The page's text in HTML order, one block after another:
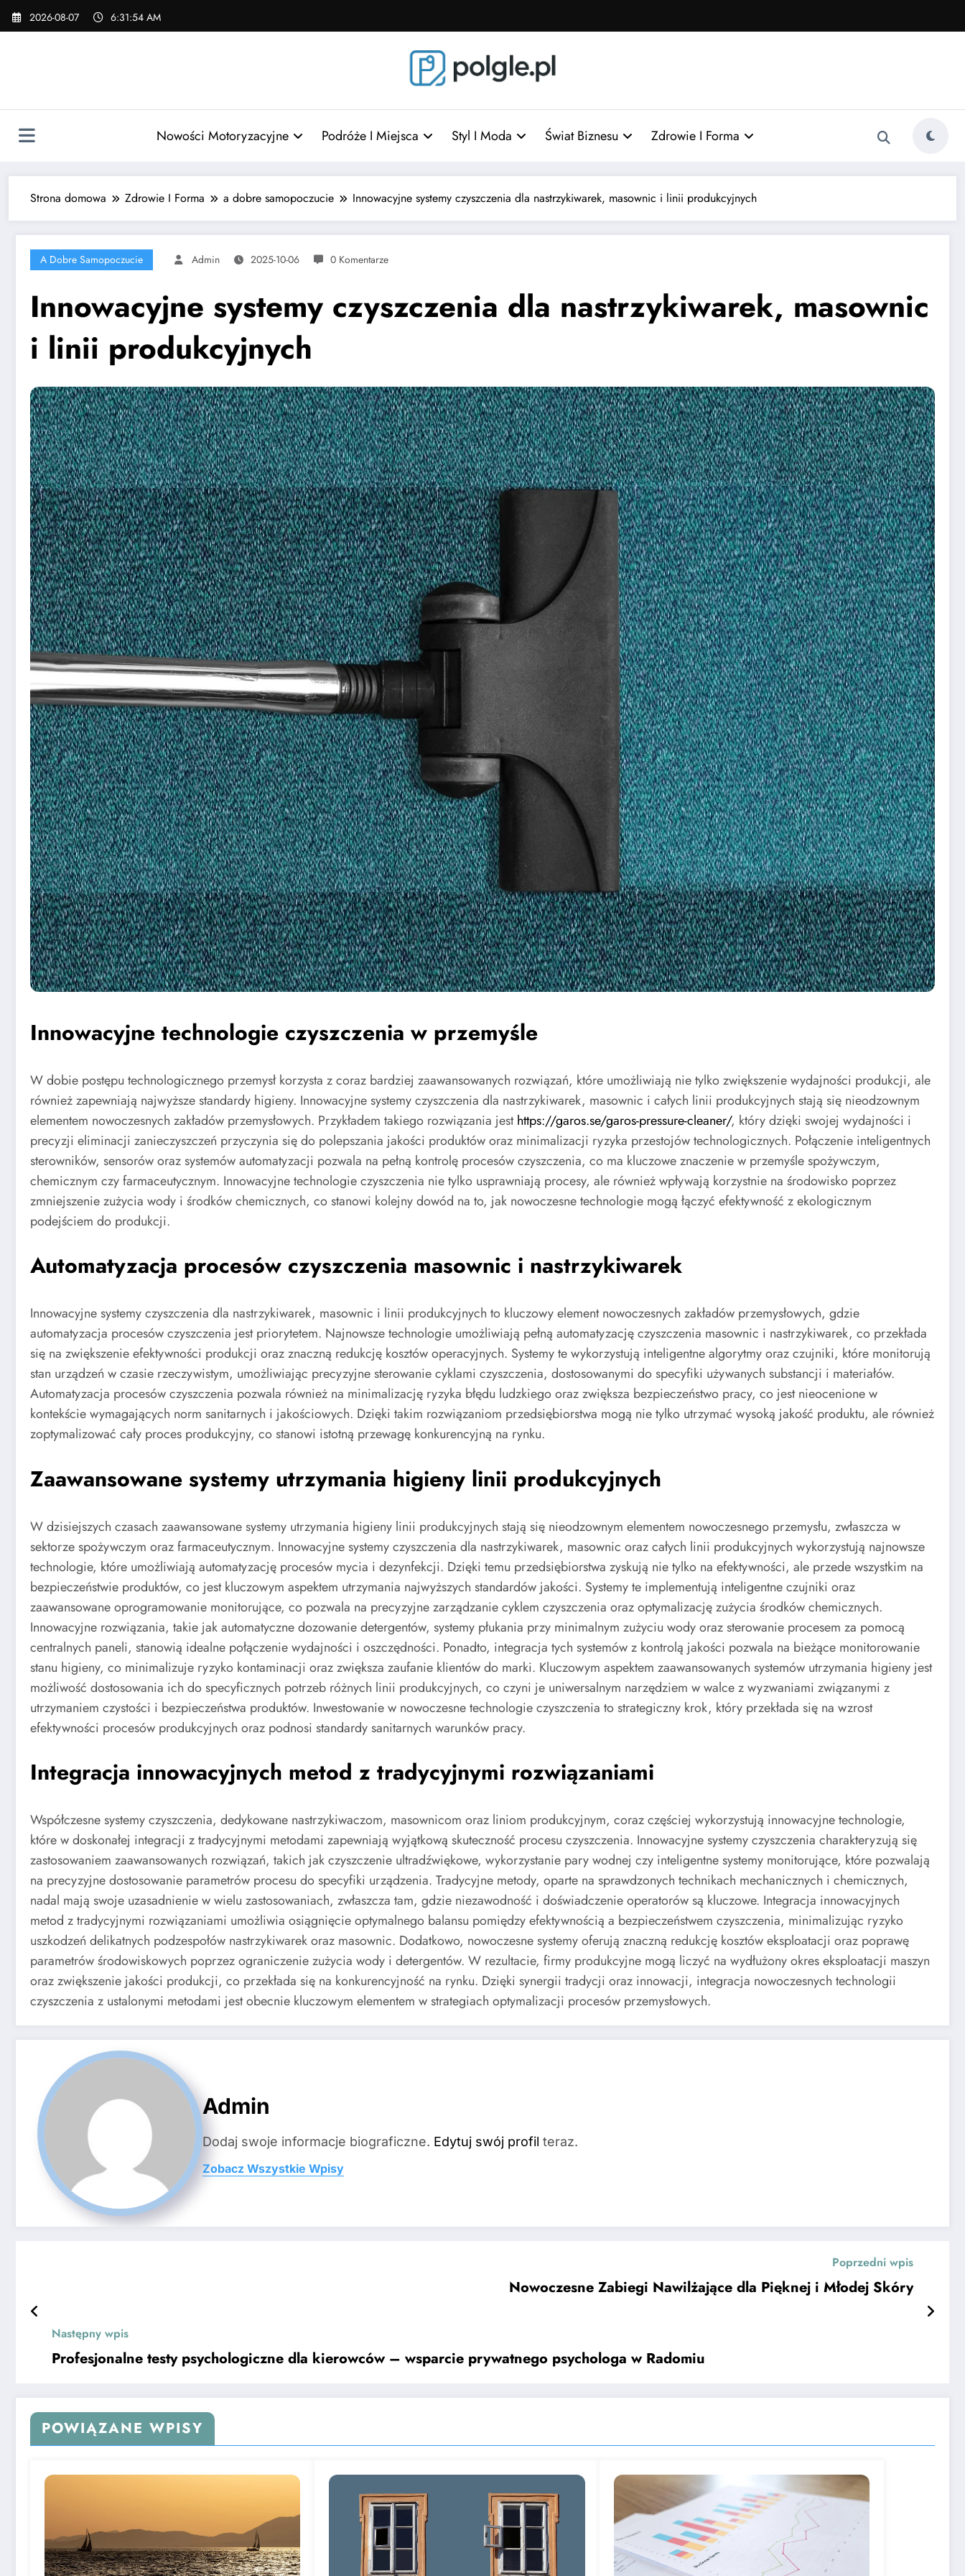
Skip
2026-08-07 6:31:55 AM
Nowości Motoryzacyjne Podróże I Miejsca Styl I Moda Świat Biznesu Zdrowie I Forma
Strona domowa Zdrowie I Forma a dobre samopoczucie Innowacyjne systemy czyszczenia dla nastrzykiwarek, masownic i linii produkcyjnych
A Dobre Samopoczucie Admin 2025-10-06 0 Komentarze
Innowacyjne systemy czyszczenia dla nastrzykiwarek, masownic
i linii produkcyjnych
Innowacyjne technologie czyszczenia w przemyśle
W dobie postępu technologicznego przemysł korzysta z coraz bardziej zaawansowanych rozwiązań, które umożliwiają nie tylko zwiększenie wydajności produkcji, ale
również zapewniają najwyższe standardy higieny. Innowacyjne systemy czyszczenia dla nastrzykiwarek, masownic i całych linii produkcyjnych stają się nieodzownym
elementem nowoczesnych zakładów przemysłowych. Przykładem takiego rozwiązania jesthttps://garos.se/garos-pressure-cleaner/, który dzięki swojej wydajności i
precyzji eliminacji zanieczyszczeń przyczynia się do polepszania jakości produktów oraz minimalizacji ryzyka przestojów technologicznych. Połączenie inteligentnych
sterowników, sensorów oraz systemów automatyzacji pozwala na pełną kontrolę procesów czyszczenia, co ma kluczowe znaczenie w przemyśle spożywczym,
chemicznym czy farmaceutycznym. Innowacyjne technologie czyszczenia nie tylko usprawniają procesy, ale również wpływają korzystnie na środowisko poprzez
zmniejszenie zużycia wody i środków chemicznych, co stanowi kolejny dowód na to, jak nowoczesne technologie mogą łączyć efektywność z ekologicznym
podejściem do produkcji.
Automatyzacja procesów czyszczenia masownic i nastrzykiwarek
Innowacyjne systemy czyszczenia dla nastrzykiwarek, masownic i linii produkcyjnych to kluczowy element nowoczesnych zakładów przemysłowych, gdzie
automatyzacja procesów czyszczenia jest priorytetem. Najnowsze technologie umożliwiają pełną automatyzację czyszczenia masownic i nastrzykiwarek, co przekłada
się na zwiększenie efektywności produkcji oraz znaczną redukcję kosztów operacyjnych. Systemy te wykorzystują inteligentne algorytmy oraz czujniki, które monitorują
stan urządzeń w czasie rzeczywistym, umożliwiając precyzyjne sterowanie cyklami czyszczenia, dostosowanymi do specyfiki używanych substancji i materiałów.
Automatyzacja procesów czyszczenia pozwala również na minimalizację ryzyka błędu ludzkiego oraz zwiększa bezpieczeństwo pracy, co jest nieocenione w
kontekście wymagających norm sanitarnych i jakościowych. Dzięki takim rozwiązaniom przedsiębiorstwa mogą nie tylko utrzymać wysoką jakość produktu, ale również
zoptymalizować cały proces produkcyjny, co stanowi istotną przewagę konkurencyjną na rynku.
Zaawansowane systemy utrzymania higieny linii produkcyjnych
W dzisiejszych czasach zaawansowane systemy utrzymania higieny linii produkcyjnych stają się nieodzownym elementem nowoczesnego przemysłu, zwłaszcza w
sektorze spożywczym oraz farmaceutycznym. Innowacyjne systemy czyszczenia dla nastrzykiwarek, masownic oraz całych linii produkcyjnych wykorzystują najnowsze
technologie, które umożliwiają automatyzację procesów mycia i dezynfekcji. Dzięki temu przedsiębiorstwa zyskują nie tylko na efektywności, ale przede wszystkim na
bezpieczeństwie produktów, co jest kluczowym aspektem utrzymania najwyższych standardów jakości. Systemy te implementują inteligentne czujniki oraz
zaawansowane oprogramowanie monitorujące, co pozwala na precyzyjne zarządzanie cyklem czyszczenia oraz optymalizację zużycia środków chemicznych.
Innowacyjne rozwiązania, takie jak automatyczne dozowanie detergentów, systemy płukania przy minimalnym zużyciu wody oraz sterowanie procesem za pomocą
centralnych paneli, stanowią idealne połączenie wydajności i oszczędności. Ponadto, integracja tych systemów z kontrolą jakości pozwala na bieżące monitorowanie
stanu higieny, co minimalizuje ryzyko kontaminacji oraz zwiększa zaufanie klientów do marki. Kluczowym aspektem zaawansowanych systemów utrzymania higieny jest
możliwość dostosowania ich do specyficznych potrzeb różnych linii produkcyjnych, co czyni je uniwersalnym narzędziem w walce z wyzwaniami związanymi z
utrzymaniem czystości i bezpieczeństwa produktów. Inwestowanie w nowoczesne technologie czyszczenia to strategiczny krok, który przekłada się na wzrost
efektywności procesów produkcyjnych oraz podnosi standardy sanitarnych warunków pracy.
Integracja innowacyjnych metod z tradycyjnymi rozwiązaniami
Współczesne systemy czyszczenia, dedykowane nastrzykiwaczom, masownicom oraz liniom produkcyjnym, coraz częściej wykorzystują innowacyjne technologie,
które w doskonałej integracji z tradycyjnymi metodami zapewniają wyjątkową skuteczność procesu czyszczenia. Innowacyjne systemy czyszczenia charakteryzują się
zastosowaniem zaawansowanych rozwiązań, takich jak czyszczenie ultradźwiękowe, wykorzystanie pary wodnej czy inteligentne systemy monitorujące, które pozwalają
na precyzyjne dostosowanie parametrów procesu do specyfiki urządzenia. Tradycyjne metody, oparte na sprawdzonych technikach mechanicznych i chemicznych,
nadal mają swoje uzasadnienie w wielu zastosowaniach, zwłaszcza tam, gdzie niezawodność i doświadczenie operatorów są kluczowe. Integracja innowacyjnych
metod z tradycyjnymi rozwiązaniami umożliwia osiągnięcie optymalnego balansu pomiędzy efektywnością a bezpieczeństwem czyszczenia, minimalizując ryzyko
uszkodzeń delikatnych podzespołów nastrzykiwarek oraz masownic. Dodatkowo, nowoczesne systemy oferują znaczną redukcję kosztów eksploatacji oraz poprawę
parametrów środowiskowych poprzez ograniczenie zużycia wody i detergentów. W rezultacie, firmy produkcyjne mogą liczyć na wydłużony okres eksploatacji maszyn
oraz zwiększenie jakości produkcji, co przekłada się na konkurencyjność na rynku. Dzięki synergii tradycji oraz innowacji, integracja nowoczesnych technologii
czyszczenia z ustalonymi metodami jest obecnie kluczowym elementem w strategiach optymalizacji procesów przemysłowych.
Admin
Dodaj swoje informacje biograficzne. Edytuj swój profil teraz.
Zobacz Wszystkie Wpisy
Poprzedni wpis
Nowoczesne Zabiegi Nawilżające dla Pięknej i Młodej Skóry
Następny wpis
Profesjonalne testy psychologiczne dla kierowców – wsparcie prywatnego psychologa w Radomiu
POWIĄZANE WPISY